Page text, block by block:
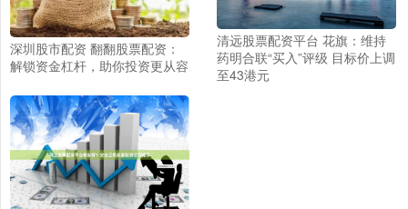
深圳股市配资 翻翻股票配资：
解锁资金杠杆，助你投资更从容
清远股票配资平台 花旗：维持
药明合联“买入”评级 目标价上调
至43港元